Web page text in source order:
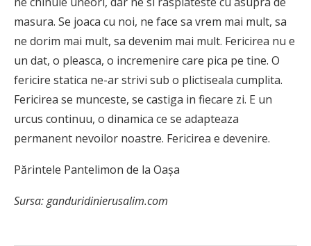
masura. Se joaca cu noi, ne face sa vrem mai mult, sa
ne dorim mai mult, sa devenim mai mult. Fericirea nu e
un dat, o pleasca, o incremenire care pica pe tine. O
fericire statica ne-ar strivi sub o plictiseala cumplita.
Fericirea se munceste, se castiga in fiecare zi. E un
urcus continuu, o dinamica ce se adapteaza
permanent nevoilor noastre. Fericirea e devenire.
Părintele Pantelimon de la Oașa
Sursa: ganduridinierusalim.com